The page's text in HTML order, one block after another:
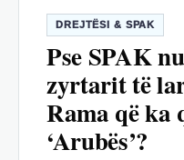
DREJTËSI & SPAK
Pse SPAK
zyrtarit të
Rama që ka
‘Arubës’?